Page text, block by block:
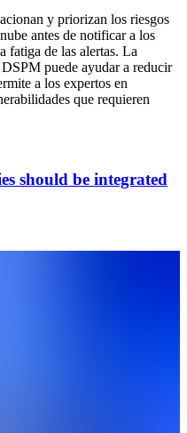
y priorizan los riesgos
antes de notificar a los
fatiga de las alertas. La
puede ayudar a reducir
a los expertos en
que requieren
should be integrated